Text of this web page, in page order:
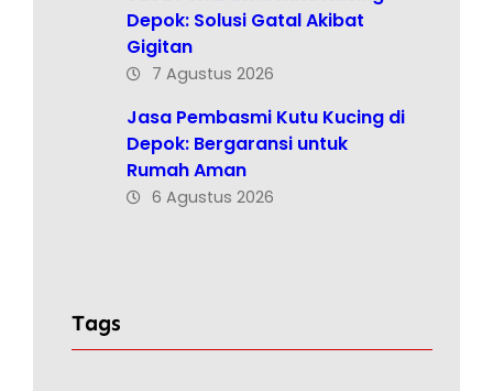
Depok: Solusi Gatal Akibat
Gigitan
7 Agustus 2026
Jasa Pembasmi Kutu Kucing di
Depok: Bergaransi untuk
Rumah Aman
6 Agustus 2026
Tags